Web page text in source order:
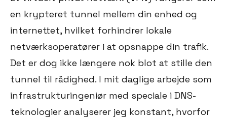
en krypteret tunnel mellem din enhed og
internettet, hvilket forhindrer lokale
netværksoperatører i at opsnappe din trafik.
Det er dog ikke længere nok blot at stille den
tunnel til rådighed. I mit daglige arbejde som
infrastrukturingeniør med speciale i DNS-
teknologier analyserer jeg konstant, hvorfor